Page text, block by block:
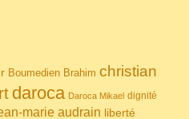
Boumedien Brahim christian
daroca Daroca Mikael dignité
marie audrain liberté